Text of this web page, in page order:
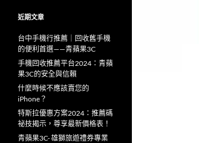
字:
近期文章
台中手機行推薦｜回收舊手機
的便利首選——青蘋果3C
手機回收推薦平台2024：青蘋
果3C的安全與信賴
什麼時候不應該賣您的
iPhone？
特斯拉優惠方案2024：推薦碼
祕技揭示，尊享最新價格表！
青蘋果3C- 雄獅旅遊禮券專業